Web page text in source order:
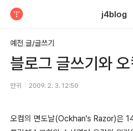
j4blog
예전 글/글쓰기
블로그 글쓰기와
만귀 2009. 2. 3. 12:50
오컴의 면도날(Ockhan's Razor)은